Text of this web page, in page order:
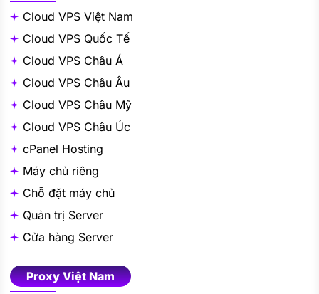
Cloud VPS Việt Nam
Cloud VPS Quốc Tế
Cloud VPS Châu Á
Cloud VPS Châu Âu
Cloud VPS Châu Mỹ
Cloud VPS Châu Úc
cPanel Hosting
Máy chủ riêng
Chỗ đặt máy chủ
Quản trị Server
Cửa hàng Server
Proxy Việt Nam